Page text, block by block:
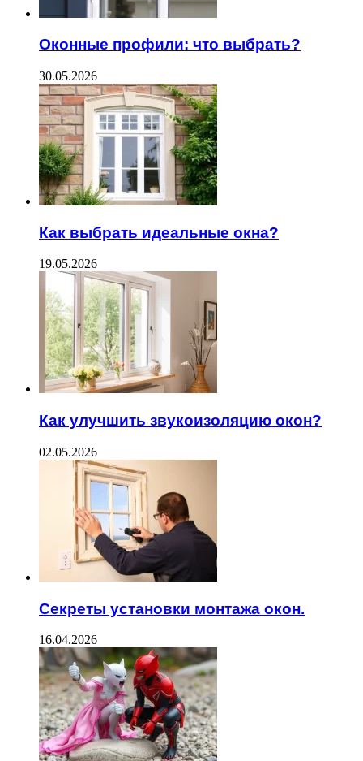
Оконные профили: что выбрать?
30.05.2026
Как выбрать идеальные окна?
19.05.2026
Как улучшить звукоизоляцию окон?
02.05.2026
Секреты установки монтажа окон.
16.04.2026